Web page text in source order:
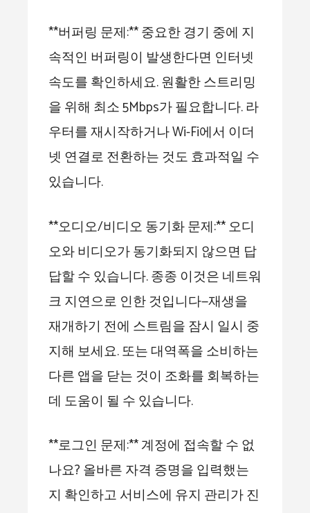
**버퍼링 문제:** 중요한 경기 중에 지
속적인 버퍼링이 발생한다면 인터넷
속도를 확인하세요. 원활한 스트리밍
을 위해 최소 5Mbps가 필요합니다. 라
우터를 재시작하거나 Wi-Fi에서 이더
넷 연결로 전환하는 것도 효과적일 수
있습니다.
**오디오/비디오 동기화 문제:** 오디
오와 비디오가 동기화되지 않으면 답
답할 수 있습니다. 종종 이것은 네트워
크 지연으로 인한 것입니다—재생을
재개하기 전에 스트림을 잠시 일시 중
지해 보세요. 또는 대역폭을 소비하는
다른 앱을 닫는 것이 조화를 회복하는
데 도움이 될 수 있습니다.
**로그인 문제:** 계정에 접속할 수 없
나요? 올바른 자격 증명을 입력했는
지 확인하고 서비스에 유지 관리가 진